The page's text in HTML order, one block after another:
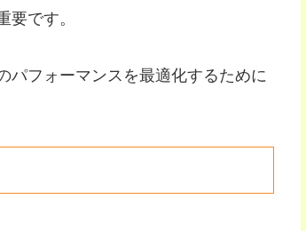
です。
パフォーマンスを最適化するために